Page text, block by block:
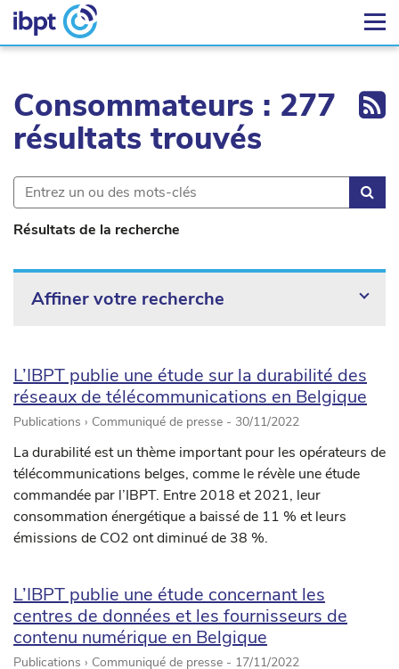
Consommateurs : 277
résultats trouvés
Résultats de la recherche
Affiner votre recherche
L’IBPT publie une étude sur la durabilité des
réseaux de télécommunications en Belgique
Publications › Communiqué de presse - 30/11/2022
La durabilité est un thème important pour les opérateurs de
télécommunications belges, comme le révèle une étude
commandée par l’IBPT. Entre 2018 et 2021, leur
consommation énergétique a baissé de 11 % et leurs
émissions de CO2 ont diminué de 38 %.
L’IBPT publie une étude concernant les
centres de données et les fournisseurs de
contenu numérique en Belgique
Publications › Communiqué de presse - 17/11/2022